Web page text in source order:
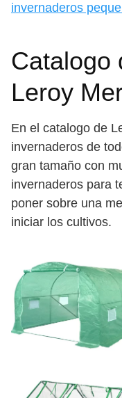
invernaderos
Catalogo
Leroy
En el catalogo de
invernaderos de
gran tamaño con
invernaderos para
poner sobre una
iniciar los cultivos.